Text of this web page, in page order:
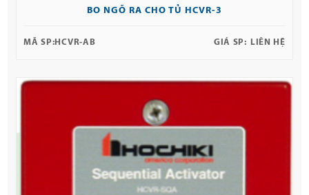
BO NGÕ RA CHO TỦ HCVR-3
MÃ SP: HCVR-AB GIÁ SP: LIÊN HỆ